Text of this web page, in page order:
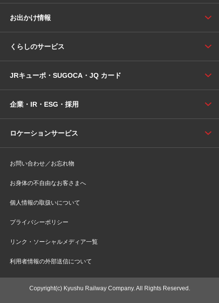
お出かけ情報
くらしのサービス
JRキューポ・SUGOCA・JQ カード
企業・IR・ESG・採用
ロケーションサービス
お問い合わせ／お忘れ物
お身体の不自由なお客さまへ
個人情報の取扱いについて
プライバシーポリシー
リンク・ソーシャルメディア一覧
利用者情報の外部送信について
Copyright(c) Kyushu Railway Company. All Rights Reserved.